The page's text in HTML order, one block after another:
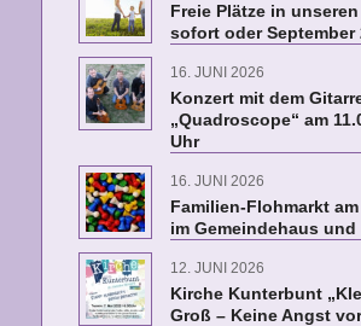
Freie Plätze in
sofort oder September
16. JUNI 2026
Konzert mit dem
„Quadroscope“ am
Uhr
16. JUNI 2026
Familien-Flohmarkt am
im Gemeindehaus und
12. JUNI 2026
Kirche Kunterbunt
Groß – Keine Angst